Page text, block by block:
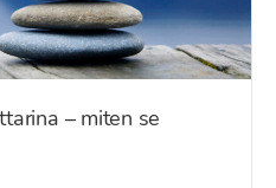
– miten se